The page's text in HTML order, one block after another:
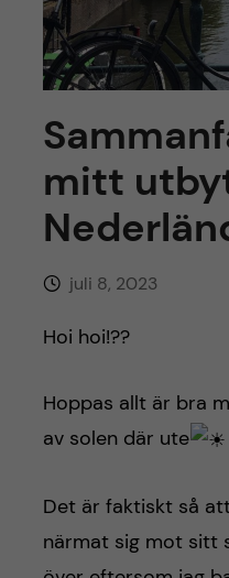
mitt
juli 8, 2023
Hoi hoi!??
Hoppas allt är bra
av solen där ute
Det är faktiskt så
närmat sig mot sitt